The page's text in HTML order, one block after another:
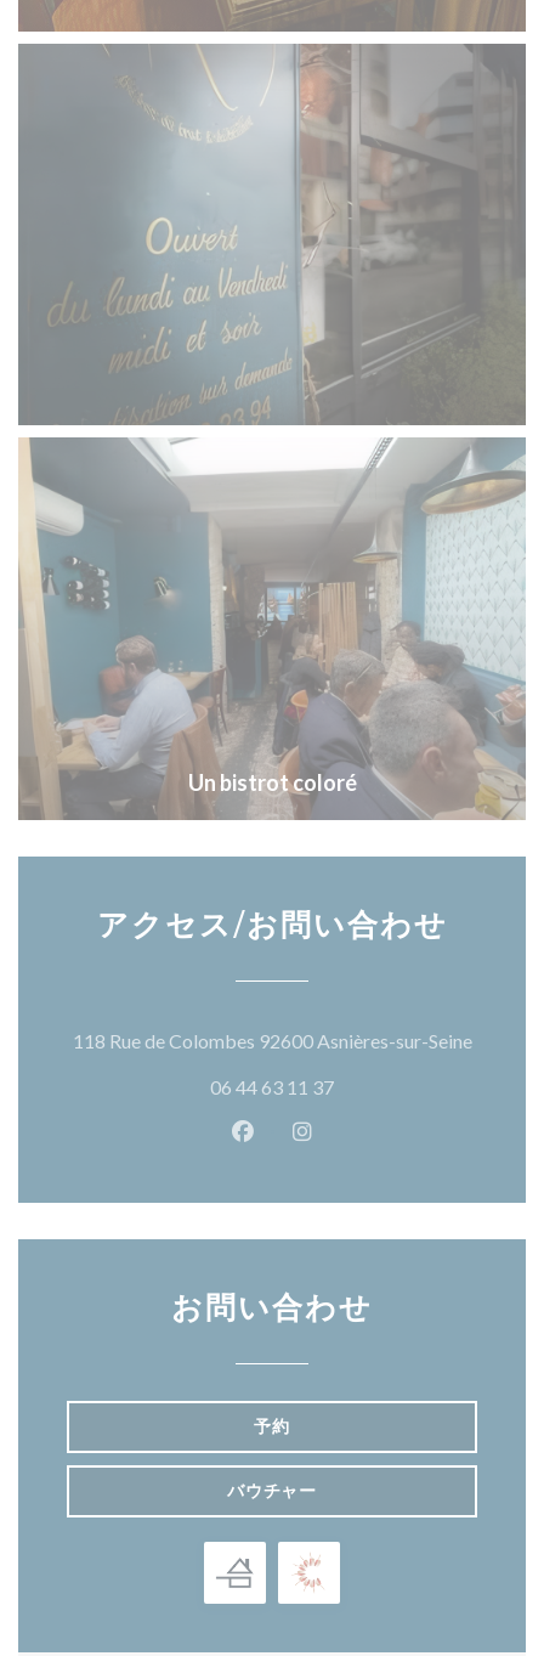
Un bistrot coloré
アクセス/お問い合わせ
118 Rue de Colombes 92600 Asnières-sur-Seine((新し
06 44 63 11 37
Facebook ((新しいウィンドウ
Instagram ((新しいウィ
お問い合わせ
予約
バウチャー